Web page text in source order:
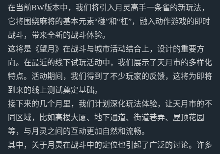
在当前BW版本中，我们将引入月灵高手一条雀的新玩法，
它将围绕麻将的基本元素“碰”和“杠”，融入动作游戏的即时
战斗，带来全新的战斗体验。
这将是《望月》在战斗与城市活动结合上，设计的重要方
向。在最近的线下试玩活动中，我们展示了天月市的多样化
特点。活动期间，我们得到了不少玩家的反馈，这将为即将
到来的线上测试奠定基础。
接下来的几个月里，我们计划深化玩法体验，让天月市的不
同区域，比如高楼大厦、地下通道、街道巷弄、屋顶花园
等，与月灵之间的互动更加自然和流畅。
其中，关于月灵在战斗中的定位也引起了广泛的讨论。许多